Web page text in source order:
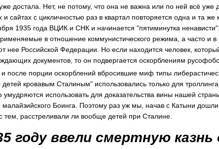
достала. Нет, не потому, что она не важна или по ней всё уже
и сайтах с цикличностью раз в квартал повторяется одна и та
1935 года ВЦИК и СНК и начинается "пятиминутка
в отношение коммунистического режима, а часто и
нее Российской Федерации. Но если находится человек,
документов, то он подвергается оскорблениям
после порции оскорблений вбросившие миф типы
кровавым Сталиным" использовались только для
умудряются использовать для доказательства вины нашей
малайзийского Боинга. Поэтому раз уж мы, начав с Катыни
тем, расстреливали ли вообще детей при Сталине.
году ввели смертную